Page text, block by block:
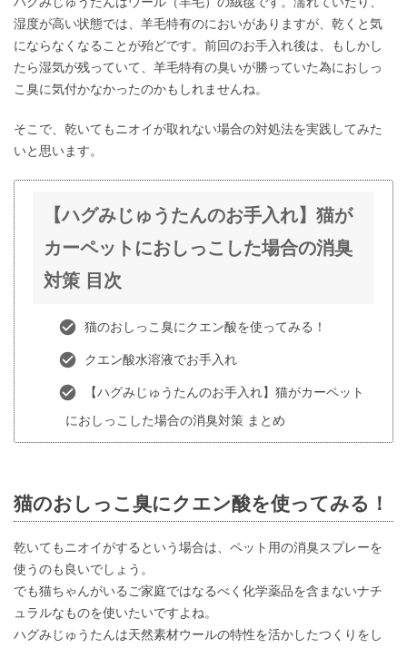
湿度が高い状態では、羊毛特有のにおいがありますが、乾くと気
にならなくなることが殆どです。前回のお手入れ後は、もしかし
たら湿気が残っていて、羊毛特有の臭いが勝っていた為におしっ
こ臭に気付かなかったのかもしれませんね。
そこで、乾いてもニオイが取れない場合の対処法を実践してみた
いと思います。
【ハグみじゅうたんのお手入れ】猫が
カーペットにおしっこした場合の消臭
対策 目次
猫のおしっこ臭にクエン酸を使ってみる！
クエン酸水溶液でお手入れ
【ハグみじゅうたんのお手入れ】猫がカーペット
におしっこした場合の消臭対策 まとめ
猫のおしっこ臭にクエン酸を使ってみる！
乾いてもニオイがするという場合は、ペット用の消臭スプレーを
使うのも良いでしょう。
でも猫ちゃんがいるご家庭ではなるべく化学薬品を含まないナチ
ュラルなものを使いたいですよね。
ハグみじゅうたんは天然素材ウールの特性を活かしたつくりをし